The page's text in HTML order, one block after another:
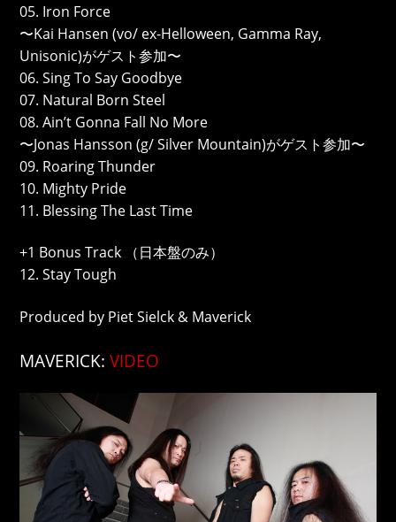
05. Iron Force
〜Kai Hansen (vo/ ex-Helloween, Gamma Ray,
Unisonic)がゲスト参加〜
06. Sing To Say Goodbye
07. Natural Born Steel
08. Ain’t Gonna Fall No More
〜Jonas Hansson (g/ Silver Mountain)がゲスト参加〜
09. Roaring Thunder
10. Mighty Pride
11. Blessing The Last Time
+1 Bonus Track （日本盤のみ）
12. Stay Tough
Produced by Piet Sielck & Maverick
MAVERICK:VIDEO